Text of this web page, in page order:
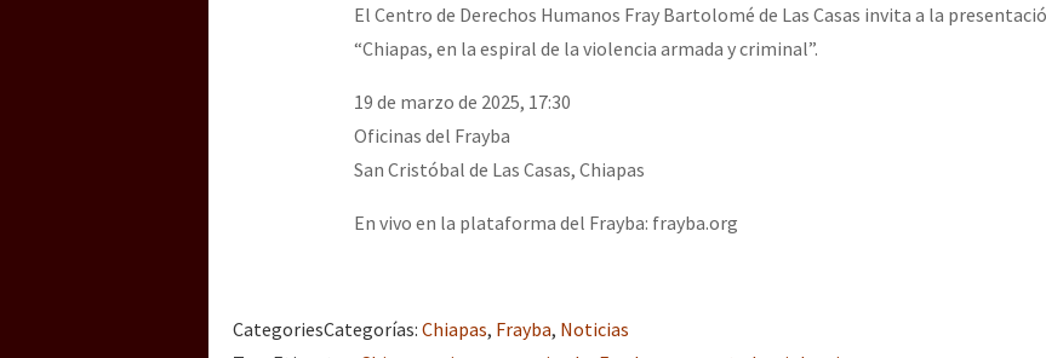
Dia 3 do Encontro “Guerra contra a Humanidade”
Dia 1: Encontro “Guerra contra a Humanidade”
[CDMX – 20 julio] Jornadas globales por la libertad de Jesús Plácido Galindo y el alto
El Centro de Derechos Humanos Fray Bartolomé de Las Casas invita a la
“Chiapas, en la espiral de la violencia armada y criminal”.
19 de marzo de 2025, 17:30
Oficinas del Frayba
San Cristóbal de Las Casas, Chiapas
En vivo en la plataforma del Frayba: frayba.org
CategoriesCategorías: Chiapas, Frayba, Noticias